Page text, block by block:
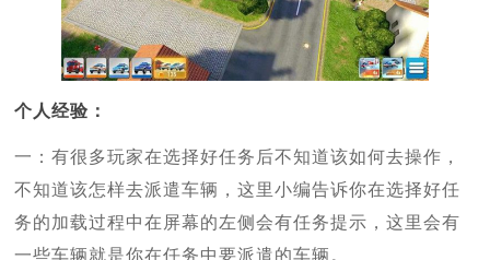
个人经验：
一：有很多玩家在选择好任务后不知道该如何去操作，
不知道该怎样去派遣车辆，这里小编告诉你在选择好任
务的加载过程中在屏幕的左侧会有任务提示，这里会有
一些车辆就是你在任务中要派遣的车辆。